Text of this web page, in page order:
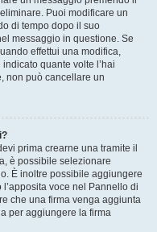
Puoi modificare un
di tempo dopo il suo
messaggio in questione. Se
effettui una modifica,
quante volte l’hai
non può cancellare un
prima crearne una tramite il
è possibile selezionare
È inoltre possibile aggiungere
voce nel Pannello di
che una firma venga aggiunta
per aggiungere la firma